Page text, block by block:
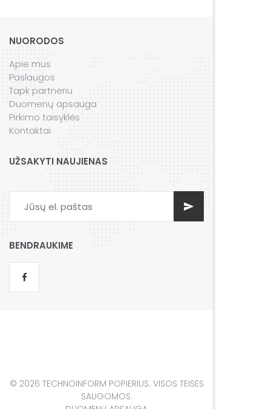
NUORODOS
Apie mus
Paslaugos
Tapk partneriu
Duomenų apsauga
Pirkimo taisyklės
Kontaktai
UŽSAKYTI NAUJIENAS
BENDRAUKIME
© 2026 TECHNOINFORM POPIERIUS. VISOS TEISĖS
SAUGOMOS.